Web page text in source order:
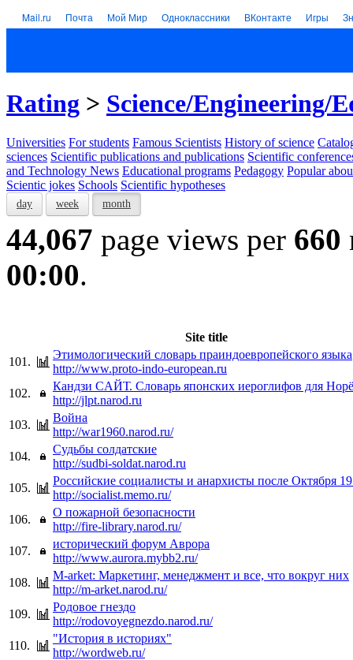
Mail.ru Почта Мой Мир Одноклассники ВКонтакте Игры
Rating > Science/Engineering/
Universities For students Famous Scientists History of science
sciences Scientific publications and publications Scientific
and Technology News Educational programs Pedagogy Popular
Scientic jokes Schools Scientific hypotheses
day week month
44,067 page views per 660
00:00.
Site title
101.
Этимологический словарь праиндоевропейского языка
http://www.proto-indo-european.ru
102.
Кандзи CАЙТ. Cловарь японских иероглифов для
http://jlpt.narod.ru
103.
Война
http://war1960.narod.ru/
104.
Судьбы солдатские
http://sudbi-soldat.narod.ru
105.
Российские социалисты и анархисты после Октября
http://socialist.memo.ru/
106.
О пожарной безопасности
http://fire-library.narod.ru/
107.
исторический форум Аврора
http://www.aurora.mybb2.ru/
108.
M-arket: Маркетинг, менеджмент и все, что вокруг них
http://m-arket.narod.ru/
109.
Родовое гнездо
http://rodovoyegnezdo.narod.ru/
110.
"История в историях"
http://wordweb.ru/